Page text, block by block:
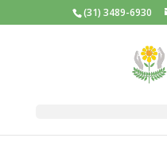
(31) 3489-6930